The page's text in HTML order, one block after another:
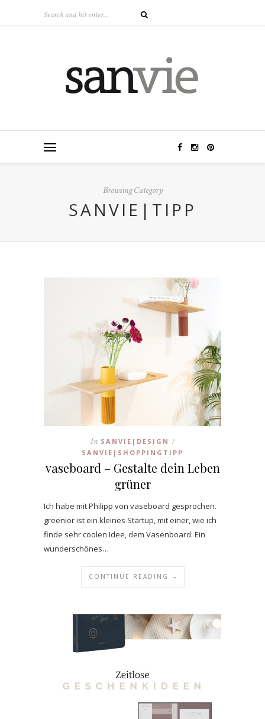
Browsing Category
SANVIE|TIPP
In SANVIE|DESIGN /
SANVIE|SHOPPINGTIPP
vaseboard – Gestalte dein Leben
grüner
Ich habe mit Philipp von vaseboard gesprochen.
greenior ist ein kleines Startup, mit einer, wie ich
finde sehr coolen Idee, dem Vasenboard. Ein
wunderschönes…
CONTINUE READING →